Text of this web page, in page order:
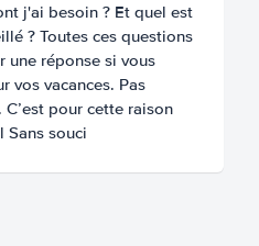
j'ai besoin ? Et quel est
? Toutes ces questions
une réponse si vous
vos vacances. Pas
pour cette raison
Sans souci